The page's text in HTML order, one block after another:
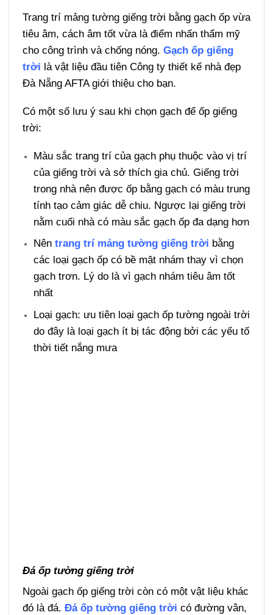
Trang trí mảng tường giếng trời bằng gạch ốp vừa
tiêu âm, cách âm tốt vừa là điểm nhấn thẩm mỹ
cho công trình và chống nóng. Gạch ốp giếng
trời là vật liệu đầu tiên Công ty thiết kế nhà đẹp
Đà Nẵng AFTA giới thiệu cho bạn.
Có một số lưu ý sau khi chọn gạch để ốp giếng
trời:
Màu sắc trang trí của gạch phụ thuộc vào vị trí
của giếng trời và sở thích gia chủ. Giếng trời
trong nhà nên được ốp bằng gạch có màu trung
tính tạo cảm giác dễ chiu. Ngược lại giếng trời
nằm cuối nhà có màu sắc gạch ốp đa dạng hơn
Nêntrang trí mảng tường giếng trời bằng
các loại gạch ốp có bề mặt nhám thay vì chọn
gạch trơn. Lý do là vì gạch nhám tiêu âm tốt
nhất
Loại gạch: ưu tiên loại gạch ốp tường ngoài trời
do đây là loại gạch ít bị tác động bởi các yếu tố
thời tiết nắng mưa
Đá ốp tường giếng trời
Ngoài gạch ốp giếng trời còn có một vật liệu khác
đó là đá. Đá ốp tường giếng trời có đường vân,